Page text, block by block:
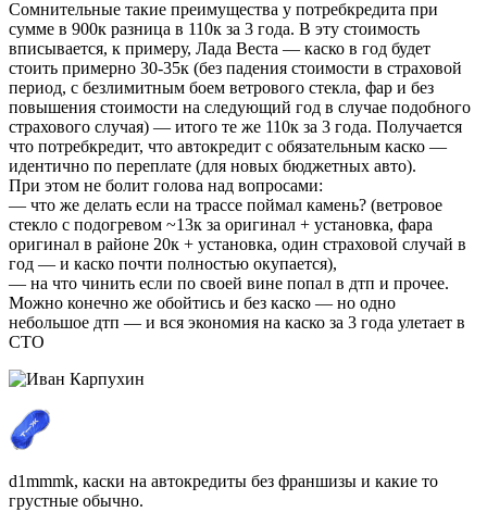
Сомнительные такие преимущества у потребкредита при
сумме в 900к разница в 110к за 3 года. В эту стоимость
вписывается, к примеру, Лада Веста — каско в год будет
стоить примерно 30-35к (без падения стоимости в страховой
период, с безлимитным боем ветрового стекла, фар и без
повышения стоимости на следующий год в случае подобного
страхового случая) — итого те же 110к за 3 года. Получается
что потребкредит, что автокредит с обязательным каско —
идентично по переплате (для новых бюджетных авто).
При этом не болит голова над вопросами:
— что же делать если на трассе поймал камень? (ветровое
стекло с подогревом ~13к за оригинал + установка, фара
оригинал в районе 20к + установка, один страховой случай в
год — и каско почти полностью окупается),
— на что чинить если по своей вине попал в дтп и прочее.
Можно конечно же обойтись и без каско — но одно
небольшое дтп — и вся экономия на каско за 3 года улетает в
СТО
d1mmmk, каски на автокредиты без франшизы и какие то
грустные обычно.